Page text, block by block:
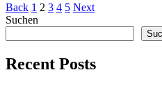
Seitennummerierung
der
Back 1 2 3 4 5 Next
Suchen
Recent Posts